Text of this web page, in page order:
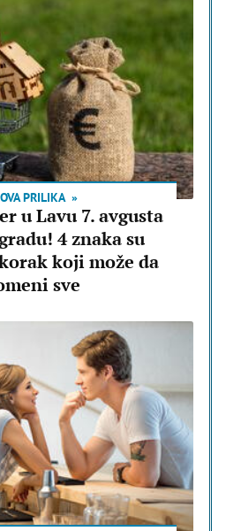
PRILIKA
u Lavu 7. avgusta
4 znaka su
koji može da
sve